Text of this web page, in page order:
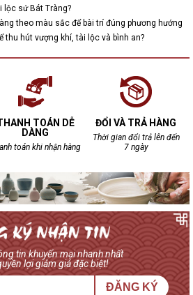
lộc sứ Bát Tràng?
theo màu sắc để bài trí đúng phương hướng
thu hút vượng khí, tài lộc và bình an?
TOÁN DỄ
DÀNG
toán khi nhận hàng
ĐỔI VÀ TRẢ HÀNG
Thời gian đổi trả lên đến
7 ngày
tin khuyến mại nhanh nhất
lợi giảm giá đặc biệt!
ĐĂNG KÝ